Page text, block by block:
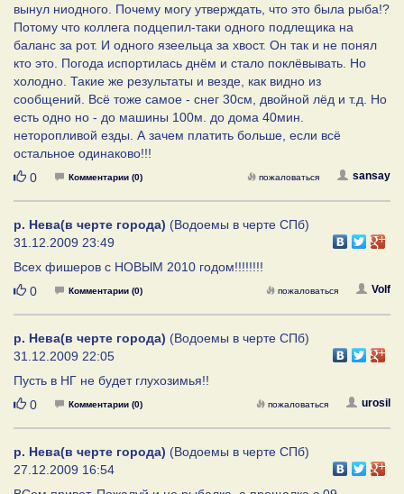
вынул ниодного. Почему могу утверждать, что это была рыба!?
Потому что коллега подцепил-таки одного подлещика на
баланс за рот. И одного язеельца за хвост. Он так и не понял
кто это. Погода испортилась днём и стало поклёвывать. Но
холодно. Такие же результаты и везде, как видно из
сообщений. Всё тоже самое - снег 30см, двойной лёд и т.д. Но
есть одно но - до машины 100м. до дома 40мин.
неторопливой езды. А зачем платить больше, если всё
остальное одинаково!!!
Нравится
0 Комментарии (0) sansay
пожаловаться
р. Нева(в черте города) (Водоемы в черте СПб)
31.12.2009 23:49
Всех фишеров с НОВЫМ 2010 годом!!!!!!!!
Нравится
0 Комментарии (0) Volf
пожаловаться
р. Нева(в черте города) (Водоемы в черте СПб)
31.12.2009 22:05
Пусть в НГ не будет глухозимья!!
Нравится
0 Комментарии (0) urosil
пожаловаться
р. Нева(в черте города) (Водоемы в черте СПб)
27.12.2009 16:54